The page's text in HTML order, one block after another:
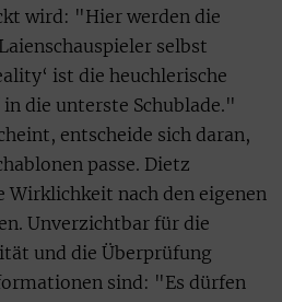
wird: "Hier werden die
selbst
ist die heuchlerische
die unterste Schublade."
entscheide sich daran,
passe. Dietz
Wirklichkeit nach den eigenen
Unverzichtbar für die
und die Überprüfung
sind: "Es dürfen